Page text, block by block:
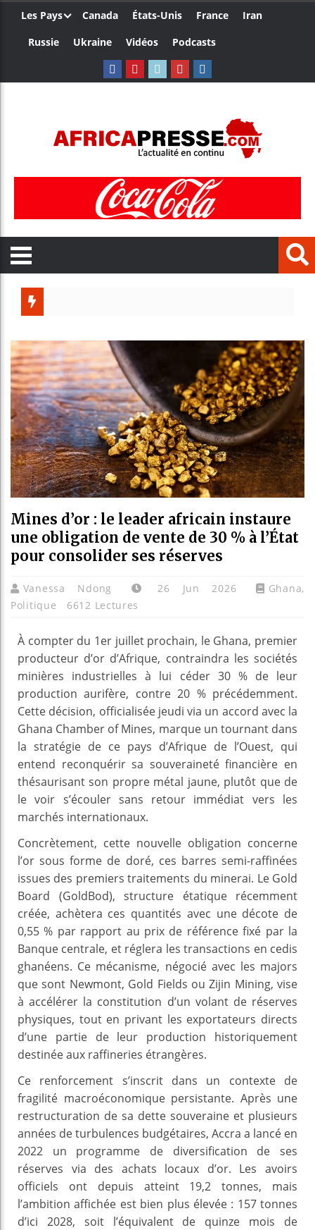
Les Pays Canada États-Unis France
Iran
Russie
Ukraine Vidéos Podcasts
Réforme
Bénin :
Aliko
Mines d’or : le leader africain instaure
une obligation de vente de 30 % à l’État
pour consolider ses réserves
Vanessa Ndong 26 Jun 2026 Ghana,
Politique
6612 Lectures
À compter du 1er juillet prochain, le Ghana, premier
producteur d’or d’Afrique, contraindra les sociétés
minières industrielles à lui céder 30 % de leur
production aurifère, contre 20 % précédemment.
Cette décision, officialisée jeudi via un accord avec la
Ghana Chamber of Mines, marque un tournant dans
la stratégie de ce pays d’Afrique de l’Ouest, qui
entend reconquérir sa souveraineté financière en
thésaurisant son propre métal jaune, plutôt que de
le voir s’écouler sans retour immédiat vers les
marchés internationaux.
Concrètement, cette nouvelle obligation concerne
l’or sous forme de doré, ces barres semi-raffinées
issues des premiers traitements du minerai. Le Gold
Board (GoldBod), structure étatique récemment
créée, achètera ces quantités avec une décote de
0,55 % par rapport au prix de référence fixé par la
Banque centrale, et réglera les transactions en cedis
ghanéens. Ce mécanisme, négocié avec les majors
que sont Newmont, Gold Fields ou Zijin Mining, vise
à accélérer la constitution d’un volant de réserves
physiques, tout en privant les exportateurs directs
d’une partie de leur production historiquement
destinée aux raffineries étrangères.
Ce renforcement s’inscrit dans un contexte de
fragilité macroéconomique persistante. Après une
restructuration de sa dette souveraine et plusieurs
années de turbulences budgétaires, Accra a lancé en
2022 un programme de diversification de ses
réserves via des achats locaux d’or. Les avoirs
officiels ont depuis atteint 19,2 tonnes, mais
l’ambition affichée est bien plus élevée : 157 tonnes
d’ici 2028, soit l’équivalent de quinze mois de